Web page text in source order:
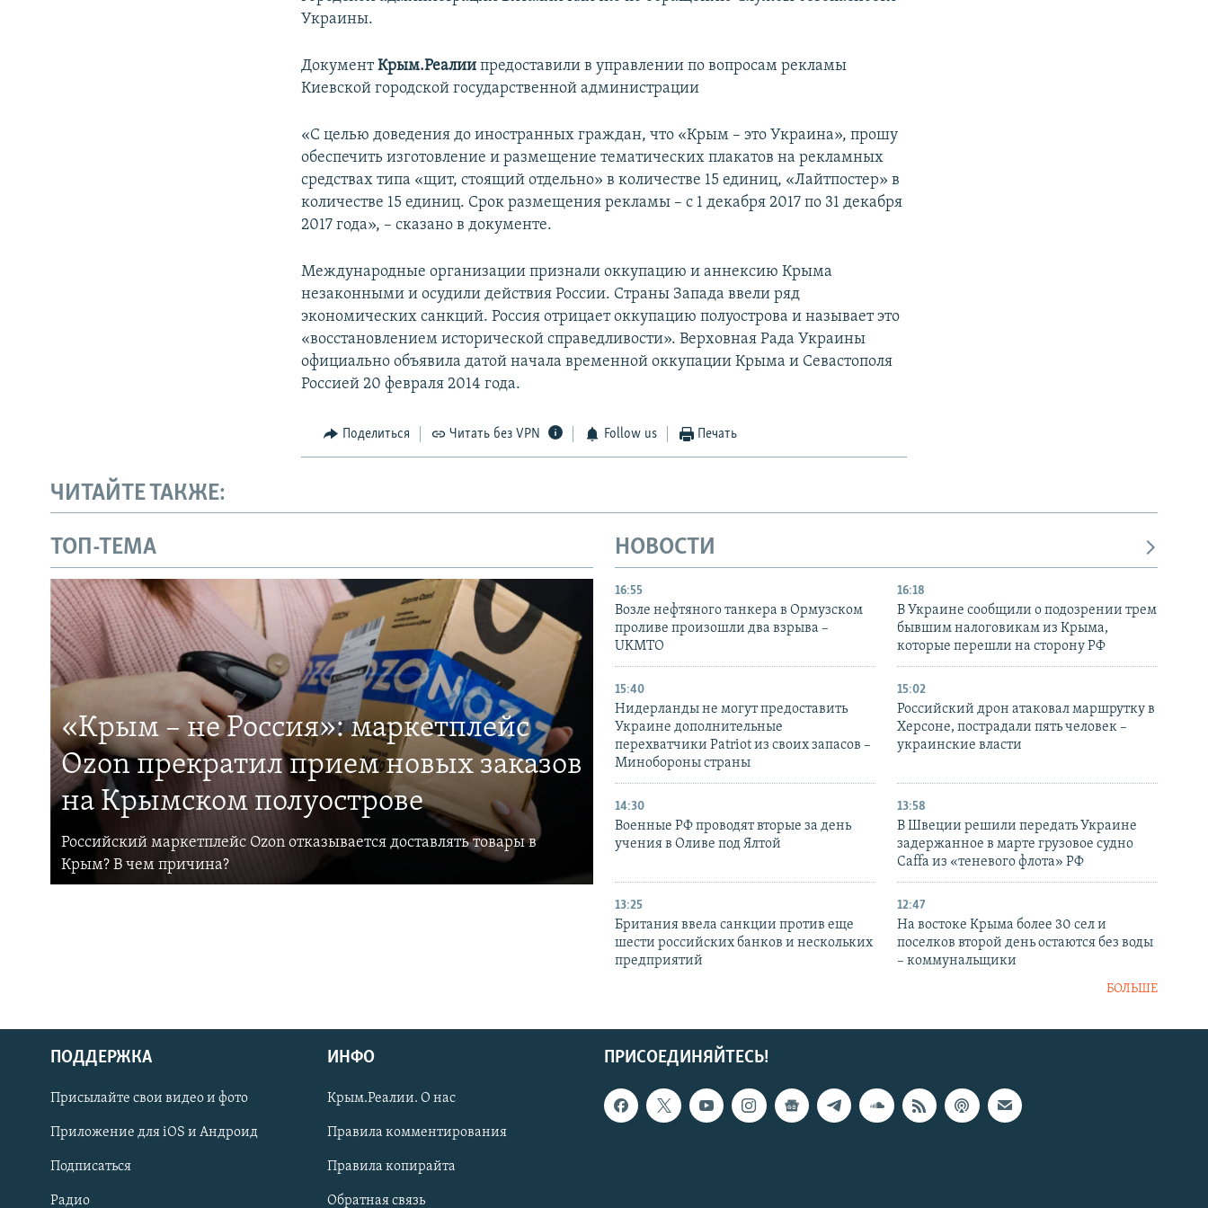
Українською
Qırımtatar
ПРИСОЕДИНЯЙТЕСЬ!
Украины.
ДокументКрым.Реалии предоставили в управлении по вопросам рекламы
Киевской городской государственной администрации
«С целью доведения до иностранных граждан, что «Крым – это Украина», прошу
обеспечить изготовление и размещение тематических плакатов на рекламных
средствах типа «щит, стоящий отдельно» в количестве 15 единиц, «Лайтпостер» в
количестве 15 единиц. Срок размещения рекламы – с 1 декабря 2017 по 31 декабря
2017 года», – сказано в документе.
Международные организации признали оккупацию и аннексию Крыма
незаконными и осудили действия России. Страны Запада ввели ряд
экономических санкций. Россия отрицает оккупацию полуострова и называет это
«восстановлением исторической справедливости». Верховная Рада Украины
официально объявила датой начала временной оккупации Крыма и Севастополя
Россией 20 февраля 2014 года.
Поделиться Читать без VPN Follow us Печать
ЧИТАЙТЕ ТАКЖЕ:
ТОП-ТЕМА
«Крым – не Россия»: маркетплейс
Ozon прекратил прием новых заказов
на Крымском полуострове
Российский маркетплейс Ozon отказывается доставлять товары в
Крым? В чем причина?
НОВОСТИ
16:55
Возле нефтяного танкера в Ормузском
проливе произошли два взрыва –
UKMTO
16:18
В Украине сообщили о подозрении трем
бывшим налоговикам из Крыма,
которые перешли на сторону РФ
15:40
Нидерланды не могут предоставить
Украине дополнительные
перехватчики Patriot из своих запасов –
Минобороны страны
15:02
Российский дрон атаковал маршрутку в
Херсоне, пострадали пять человек –
украинские власти
14:30
Военные РФ проводят вторые за день
учения в Оливе под Ялтой
13:58
В Швеции решили передать Украине
задержанное в марте грузовое судно
Caffa из «теневого флота» РФ
13:25
Британия ввела санкции против еще
шести российских банков и нескольких
предприятий
12:47
На востоке Крыма более 30 сел и
поселков второй день остаются без воды
– коммунальщики
БОЛЬШЕ
ПРИСОЕДИНЯЙТЕСЬ!
ПОДДЕРЖКА
Присылайте свои видео и фото
Приложение для iOS и Андроид
Подписаться
Радио
ИНФО
Крым.Реалии. О нас
Правила комментирования
Правила копирайта
Обратная связь